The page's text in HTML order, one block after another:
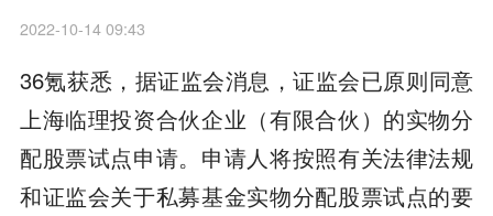
2022-10-14 09:43
36氪获悉，据证监会消息，证监会已原则同意
上海临理投资合伙企业（有限合伙）的实物分
配股票试点申请。申请人将按照有关法律法规
和证监会关于私募基金实物分配股票试点的要